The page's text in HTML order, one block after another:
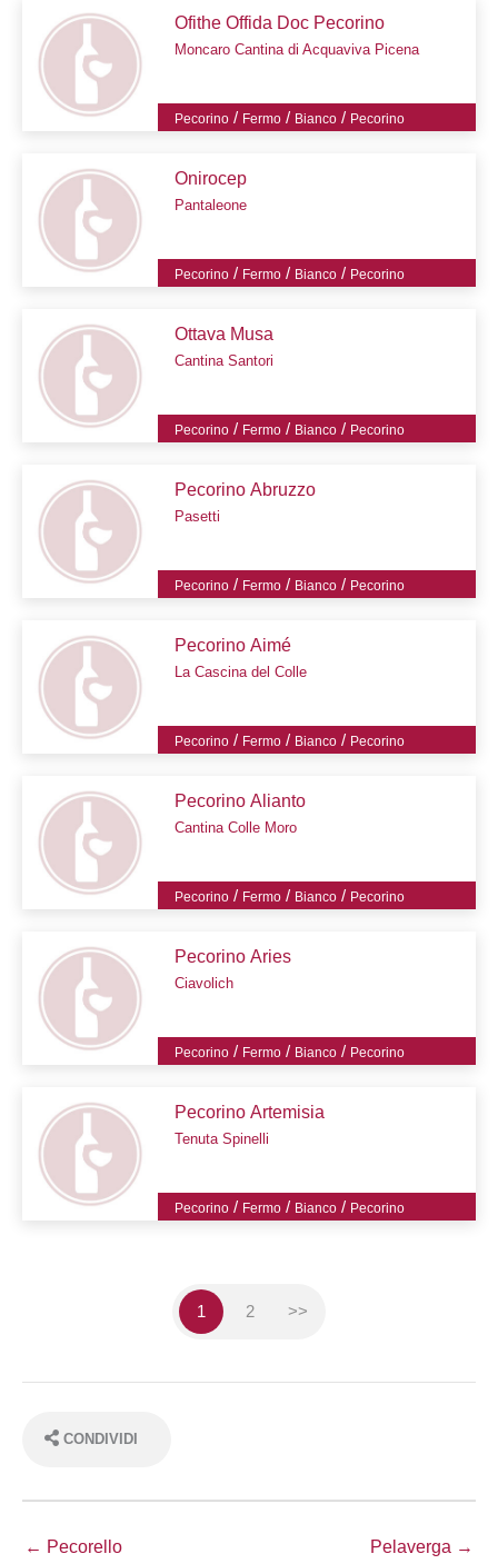
Ofithe Offida Doc Pecorino
Moncaro Cantina di Acquaviva Picena
Pecorino / Fermo / Bianco / Pecorino
Onirocep
Pantaleone
Pecorino / Fermo / Bianco / Pecorino
Ottava Musa
Cantina Santori
Pecorino / Fermo / Bianco / Pecorino
Pecorino Abruzzo
Pasetti
Pecorino / Fermo / Bianco / Pecorino
Pecorino Aimé
La Cascina del Colle
Pecorino / Fermo / Bianco / Pecorino
Pecorino Alianto
Cantina Colle Moro
Pecorino / Fermo / Bianco / Pecorino
Pecorino Aries
Ciavolich
Pecorino / Fermo / Bianco / Pecorino
Pecorino Artemisia
Tenuta Spinelli
Pecorino / Fermo / Bianco / Pecorino
1 2 >>
CONDIVIDI
← Pecorello Pelaverga →